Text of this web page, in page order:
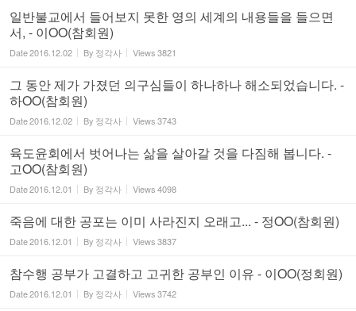
일반불교에서 들어보지 못한 영의 세계의 내용들을 들으면
서, - 이OO(참회원)
Date2016.12.02 By 정각사 Views3821
그 동안 제가 가졌던 의구심들이 하나하나 해소되었습니다. -
하OO(참회원)
Date2016.12.02 By 정각사 Views3743
육도윤회에서 벗어나는 삶을 살아갈 것을 다짐해 봅니다. -
고OO(참회원)
Date2016.12.01 By 정각사 Views4098
죽음에 대한 공포는 이미 사라진지 오래고... - 정OO(참회원)
Date2016.12.01 By 정각사 Views3837
참수행 공부가 고결하고 고귀한 공부인 이유 - 이OO(정회원)
Date2016.12.01 By 정각사 Views3742